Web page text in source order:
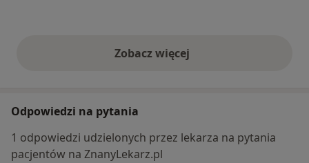
Zobacz więcejopinie powyżej
Odpowiedzi na pytania
1 odpowiedzi udzielonych przez lekarza na pytania
pacjentów na ZnanyLekarz.pl